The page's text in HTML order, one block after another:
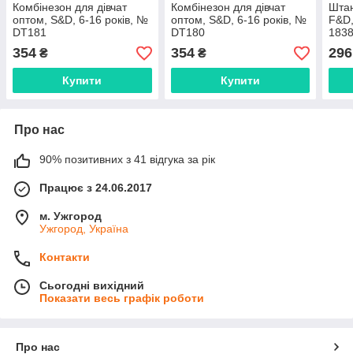
Комбінезон для дівчат
оптом, S&D, 6-16 років, №
DT181
354 ₴
Купити
Комбінезон для дівчат
оптом, S&D, 6-16 років, №
DT180
354₴
Купити
296
Про нас
90% позитивних з 41 відгука за рік
Працює з 24.06.2017
м. Ужгород
Ужгород, Україна
Контакти
Сьогодні вихідний
Показати весь графік роботи
Про нас